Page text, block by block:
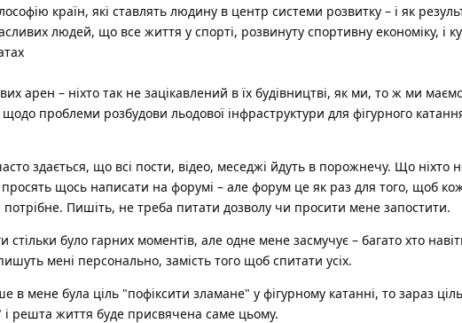
країн, які ставлять людину в центр системи розвитку – і як
людей, що все життя у спорті, розвинуту спортивну економіку, і
арен – ніхто так не зацікавлений в їх будівництві, як ми, то ж ми
проблеми розбудови льодової інфраструктури для фігурного
здається, що всі пости, відео, меседжі йдуть в порожнечу. Що ніхто
щось написати на форумі – але форум це як раз для того, щоб
Пишіть, не треба питати дозволу чи просити мене запостити.
було гарних моментів, але одне мене засмучує – багато хто
мені персонально, замість того щоб спитати усіх.
в мене була ціль "пофіксити зламане" у фігурному катанні, то зараз
і решта життя буде присвячена саме цьому.